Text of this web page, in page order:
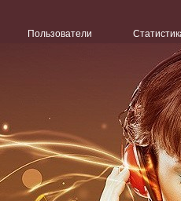
Пользователи